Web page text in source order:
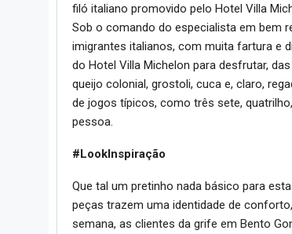
filó italiano promovido pelo Hotel Villa
Sob o comando do especialista em bem
imigrantes italianos, com muita fartura e
do Hotel Villa Michelon para desfrutar,
queijo colonial, grostoli, cuca e, claro,
de jogos típicos, como três sete,
pessoa.
#LookInspiração
Que tal um pretinho nada básico para
peças trazem uma identidade de
semana, as clientes da grife em Bento